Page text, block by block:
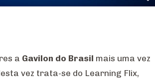
a Gavilon do Brasil mais uma vez
vez trata-se do Learning Flix,